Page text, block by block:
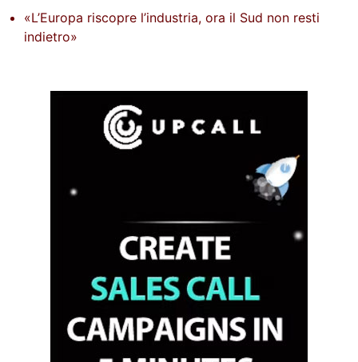
«L’Europa riscopre l’industria, ora il Sud non resti
indietro»